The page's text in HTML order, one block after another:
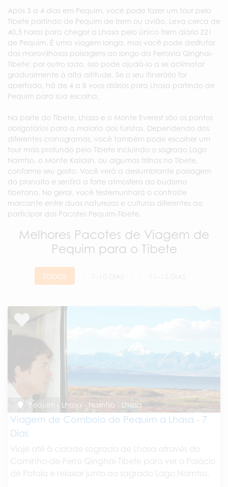
Após 3 a 4 dias em Pequim, você pode fazer um tour pelo
Tibete partindo de Pequim de trem ou avião. Leva cerca de
40,5 horas para chegar a Lhasa pelo único trem diário Z21
de Pequim. É uma viagem longa, mas você pode desfrutar
das maravilhosas paisagens ao longo da Ferrovia Qinghai-
Tibete; por outro lado, isso pode ajudá-lo a se aclimatar
gradualmente à alta altitude. Se o seu itinerário for
apertado, há de 4 a 8 voos diários para Lhasa partindo de
Pequim para sua escolha.
Na parte do Tibete, Lhasa e o Monte Everest são os pontos
obrigatórios para a maioria dos turistas. Dependendo dos
diferentes cronogramas, você também pode escolher um
tour mais profundo pelo Tibete incluindo o sagrado Lago
Namtso, o Monte Kailash, ou algumas trilhas no Tibete,
conforme seu gosto. Você verá a deslumbrante paisagem
do planalto e sentirá a forte atmosfera do budismo
tibetano. No geral, você testemunhará o contraste
marcante entre duas naturezas e culturas diferentes ao
participar dos Pacotes Pequim-Tibete.
Melhores Pacotes de Viagem de
Pequim para o Tibete
TODOS
Pequim - Lhasa - Namtso - Lhasa
Viagem de Comboio de Pequim a Lhasa - 7
Dias
Viaje até à cidade sagrada de Lhasa através do
Caminho-de-Ferro Qinghai-Tibete para ver o Palácio
de Potala e relaxar junto ao sagrado Lago Namtso.